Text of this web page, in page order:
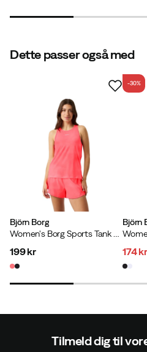
Dette passer også med
Björn Borg
price
199 kr
Björn
-30%
174 kr
Tilmeld dig til